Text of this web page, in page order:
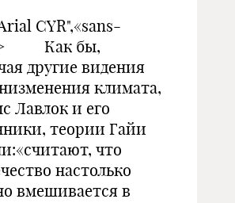
CYR",«sans-
Как бы,
другие видения
климата,
Лавлок и его
теории Гайи
что
настолько
вмешивается в